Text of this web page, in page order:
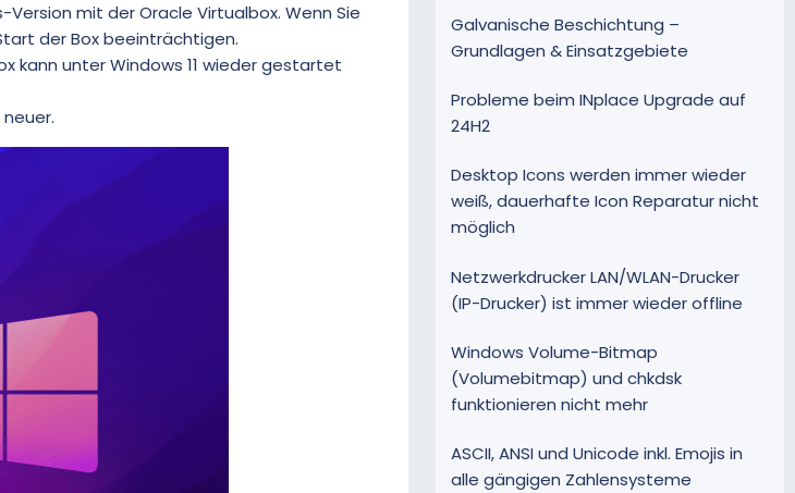
mit der Oracle Virtualbox. Wenn Sie
der Box beeinträchtigen.
kann unter Windows 11 wieder gestartet
neuer.
Galvanische Beschichtung –
Grundlagen & Einsatzgebiete
Probleme beim INplace Upgrade auf
24H2
Desktop Icons werden immer wieder
weiß, dauerhafte Icon Reparatur nicht
möglich
Netzwerkdrucker LAN/WLAN-Drucker
(IP-Drucker) ist immer wieder offline
Windows Volume-Bitmap
(Volumebitmap) und chkdsk
funktionieren nicht mehr
ASCII, ANSI und Unicode inkl. Emojis in
alle gängigen Zahlensysteme